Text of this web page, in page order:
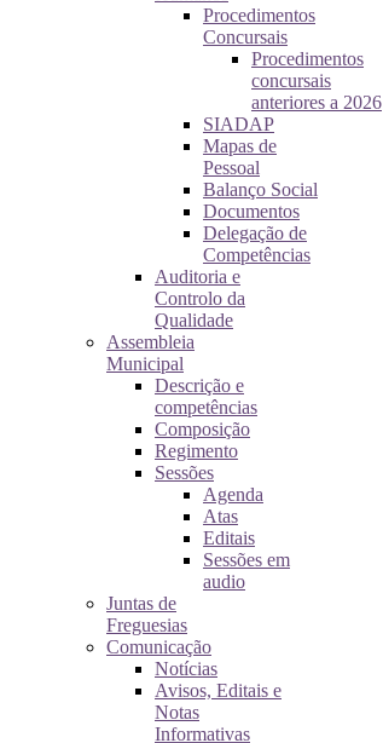
Procedimentos
Concursais
Procedimentos
concursais
anteriores a 2026
SIADAP
Mapas de
Pessoal
Balanço Social
Documentos
Delegação de
Competências
Auditoria e
Controlo da
Qualidade
Assembleia
Municipal
Descrição e
competências
Composição
Regimento
Sessões
Agenda
Atas
Editais
Sessões em
audio
Juntas de
Freguesias
Comunicação
Notícias
Avisos, Editais e
Notas
Informativas